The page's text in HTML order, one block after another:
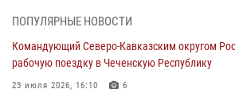
Кузбассе
08 августа 2026, 07:00
ПОПУЛЯРНЫЕ НОВОСТИ
Командующий Северо-Кавказским округом
рабочую поездку в Чеченскую Республику
23 июля 2026, 16:10 6